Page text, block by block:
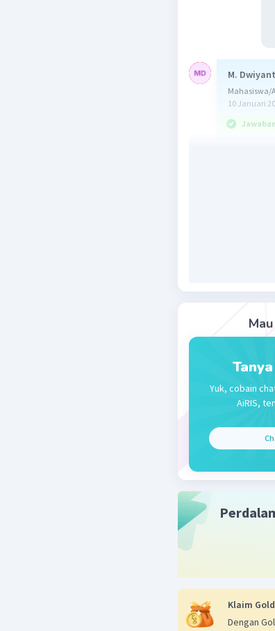
M.
Mahasiswa/
10 Januari
Untuk
valensi
elektron
Jadi,
Beri
Yuk, cobain
AiRIS,
Klaim
Dengan